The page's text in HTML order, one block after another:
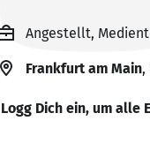
Angestellt,
Frankfurt am Main,
Logg Dich ein, um alle